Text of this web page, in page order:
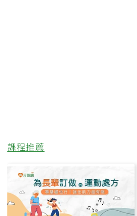
課程推薦